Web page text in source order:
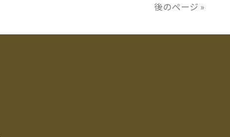
後のページ »